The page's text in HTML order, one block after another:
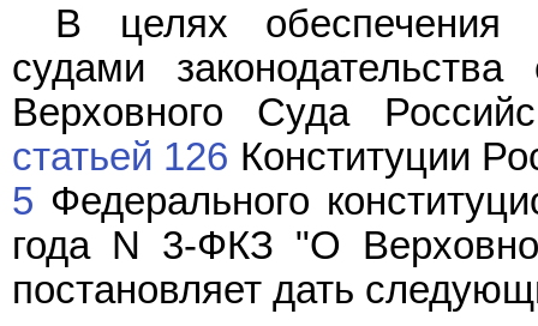
В целях обеспечения
судами
Верховного Суда
статьей 126 Конституции
5 Федерального
года N 3-ФКЗ "О
постановляет дать